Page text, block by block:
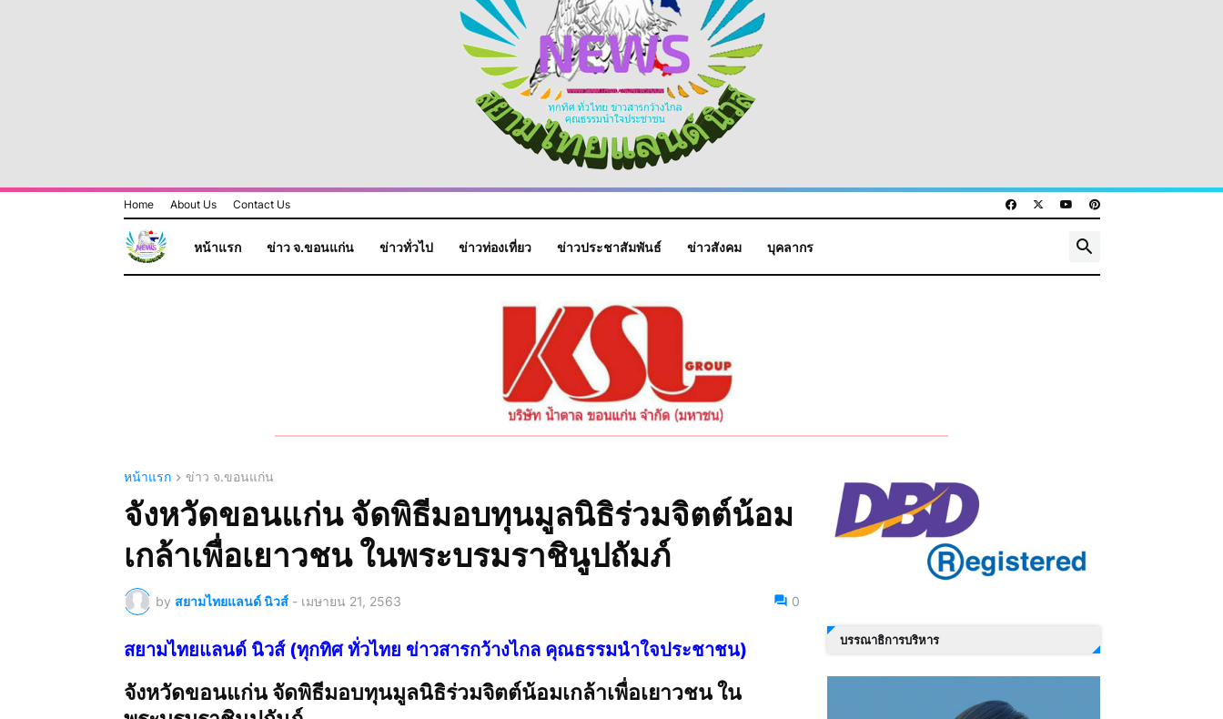
Home About Us Contact Us
หน้าแรก ข่าว จ.ขอนแก่น ข่าวทั่วไป ข่าวท่องเที่ยว ข่าวประชาสัมพันธ์ ข่าวสังคม บุคลากร
หน้าแรก ข่าว จ.ขอนแก่น
จังหวัดขอนแก่น จัดพิธีมอบทุนมูลนิธิร่วมจิตต์น้อม
เกล้าเพื่อเยาวชน ในพระบรมราชินูปถัมภ์
by สยามไทยแลนด์ นิวส์ - เมษายน 21, 2563 0
สยามไทยแลนด์ นิวส์ (ทุกทิศ ทั่วไทย ข่าวสารกว้างไกล คุณธรรมนำใจประชาชน)
จังหวัดขอนแก่น จัดพิธีมอบทุนมูลนิธิร่วมจิตต์น้อมเกล้าเพื่อเยาวชน ใน
บรรณาธิการบริหาร